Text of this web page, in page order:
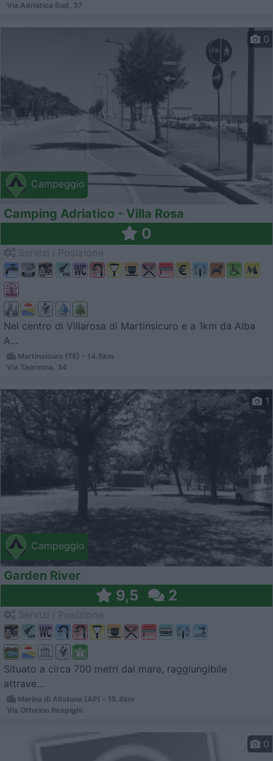
Via Adriatica Sud, 37
Campeggio
0
Camping Adriatico - Villa Rosa
0
Nel centro di Villarosa di Martinsicuro e a 1km da Alba
A...
Martinsicuro (TE) - 14.5km
Via Taormina, 34
Campeggio
1
Garden River
9,5 2
Situato a circa 700 metri dal mare, raggiungibile
attrave...
Marina di Altidona (AP) - 15.8km
Via Ottorino Respighi
0